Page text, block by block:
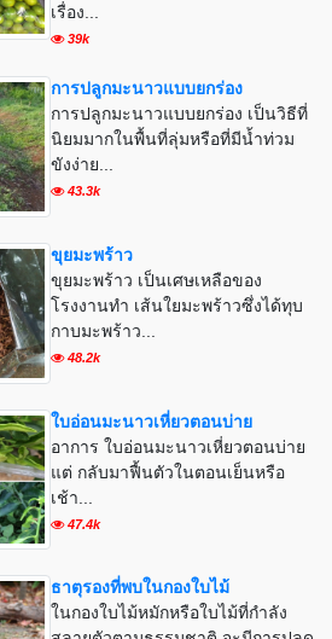
เรื่อง...
39k
การปลูกมะนาวแบบยกร่อง
การปลูกมะนาวแบบยกร่อง เป็นวิธีที่
นิยมมากในพื้นที่ลุ่มหรือที่มีน้ำท่วม
ขังง่าย...
43.3k
ขุยมะพร้าว
ขุยมะพร้าว เป็นเศษเหลือของ
โรงงานทำ เส้นใยมะพร้าวซึ่งได้ทุบ
กาบมะพร้าว...
48.2k
ใบอ่อนมะนาวเหี่ยวตอนบ่าย
อาการ ใบอ่อนมะนาวเหี่ยวตอนบ่าย
แต่ กลับมาฟื้นตัวในตอนเย็นหรือ
เช้า...
47.4k
ธาตุรองที่พบในกองใบไม้
ในกองใบไม้หมักหรือใบไม้ที่กำลัง